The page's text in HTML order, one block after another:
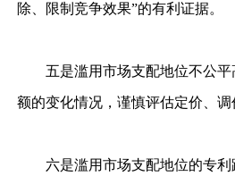
除、限制竞争效果”的有利证据。
五是滥用市场支配地位不公
额的变化情况，谨慎评估定价、
六是滥用市场支配地位的专